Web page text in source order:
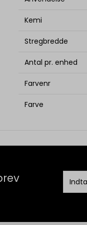
Kemi
Stregbredde
Antal pr. enhed
Farvenr
Farve